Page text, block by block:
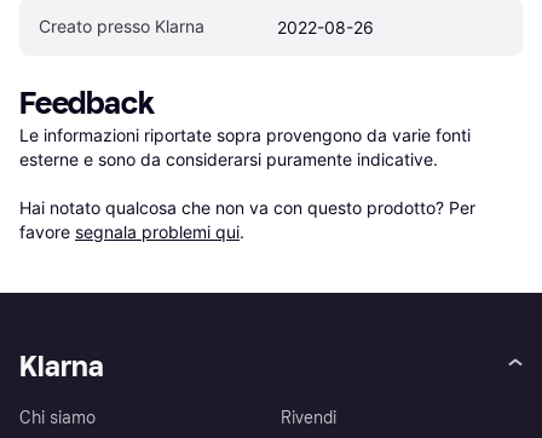
Creato presso Klarna 2022-08-26
Feedback
Le informazioni riportate sopra provengono da varie fonti
esterne e sono da considerarsi puramente indicative.
Hai notato qualcosa che non va con questo prodotto? Per
favore segnala problemi qui.
Klarna
Chi siamo
Rivendi